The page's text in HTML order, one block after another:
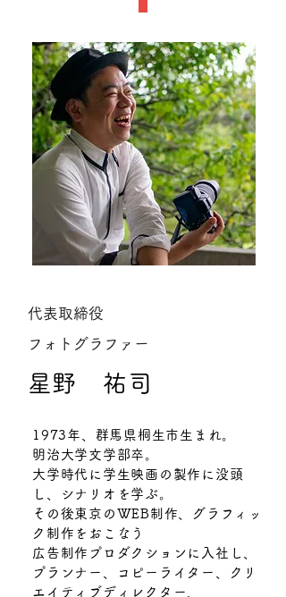
代表取締役
​フォトグラファー
​星野 祐司
1973年、群馬県桐生市生まれ。
明治大学文学部卒。
大学時代に学生映画の製作に没頭
し、シナリオを学ぶ。
その後東京のWEB制作、グラフィッ
ク制作をおこなう
広告制作プロダクションに入社し、
プランナー、コピーライター、クリ
エイティブディレクター、